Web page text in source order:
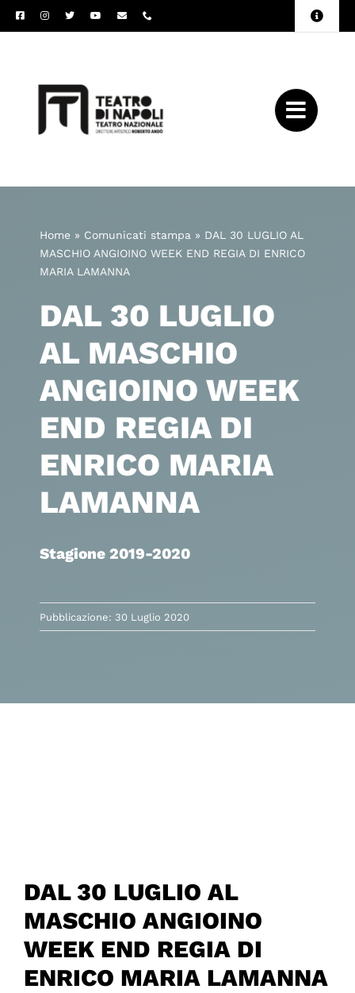
Salta
al
Toggle
Home» Comunicati stampa » DAL 30 LUGLIO AL
MASCHIO ANGIOINO WEEK END REGIA DI ENRICO
MARIA LAMANNA
DAL 30 LUGLIO
AL MASCHIO
ANGIOINO WEEK
END REGIA DI
ENRICO MARIA
LAMANNA
Stagione 2019-2020
Pubblicazione: 30 Luglio 2020
DAL 30 LUGLIO AL
MASCHIO ANGIOINO
WEEK END REGIA DI
ENRICO MARIA LAMANNA